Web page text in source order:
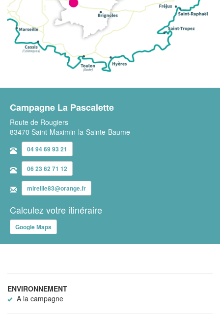
Campagne La Pascalette
Route de Rougiers
83470 Saint-Maximin-la-Sainte-Baume
04 94 69 93 21
06 23 62 71 12
mireille83@orange.fr
Calculez votre itinéraire
Google Maps
ENVIRONNEMENT
A la campagne